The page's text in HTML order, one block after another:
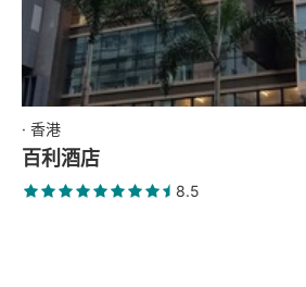
· 香港
百利酒店
8.5